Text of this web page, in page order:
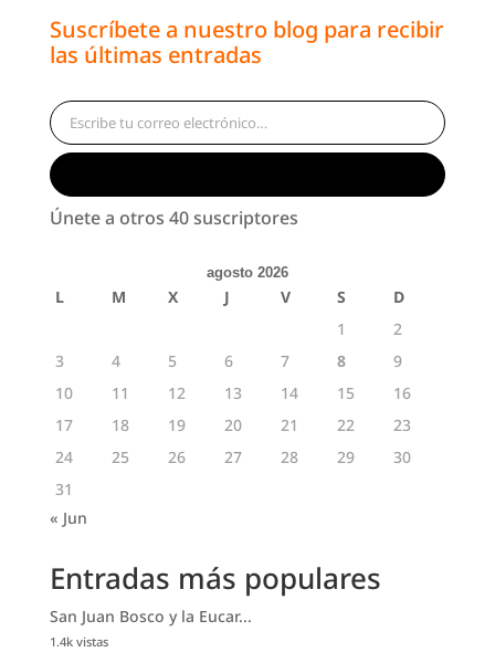
Suscríbete a nuestro blog para recibir
las últimas entradas
Escribe tu correo electrónico…
Únete a otros 40 suscriptores
agosto 2026
L M X J V S
D
1
2
3
4 5 6 7 8
9
10
11 12 13 14 15
16
17
18 19 20 21 22
23
24
25 26 27 28 29
30
31
« Jun
Entradas más populares
San Juan Bosco y la Eucar...
1.4k vistas